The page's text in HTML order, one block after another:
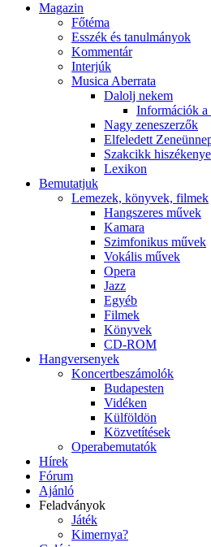
Magazin
Főtéma
Esszék és tanulmányok
Kommentár
Interjúk
Musica Aberrata
Dalolj nekem
Információk a
Nagy zeneszerzők
Elfeledett
Szakcikk
Lexikon
Bemutatjuk
Lemezek, könyvek, filmek
Hangszeres művek
Kamara
Szimfonikus művek
Vokális művek
Opera
Jazz
Egyéb
Filmek
Könyvek
CD-ROM
Hangversenyek
Koncertbeszámolók
Budapesten
Vidéken
Külföldön
Közvetítések
Operabemutatók
Hírek
Fórum
Ajánló
Feladványok
Játék
Kimernya?